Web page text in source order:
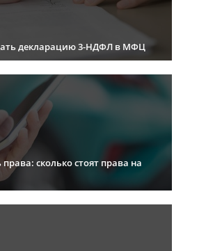
декларацию 3-НДФЛ в МФЦ
сколько стоят права на